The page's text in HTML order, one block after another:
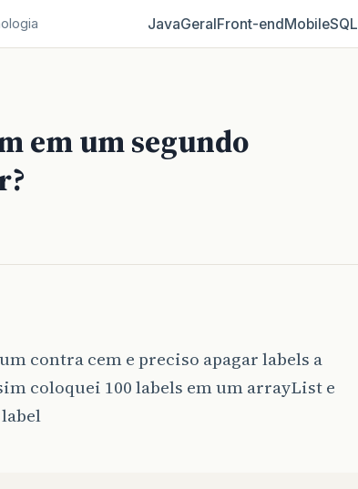
JavaGeralFront‑endMobileSQL
em um segundo
contra cem e preciso apagar labels a
coloquei 100 labels em um arrayList e